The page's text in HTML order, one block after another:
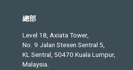
總部
Level 18, Axiata Tower,
No. 9 Jalan Stesen Sentral 5,
KL Sentral, 50470 Kuala Lumpur,
Malaysia.